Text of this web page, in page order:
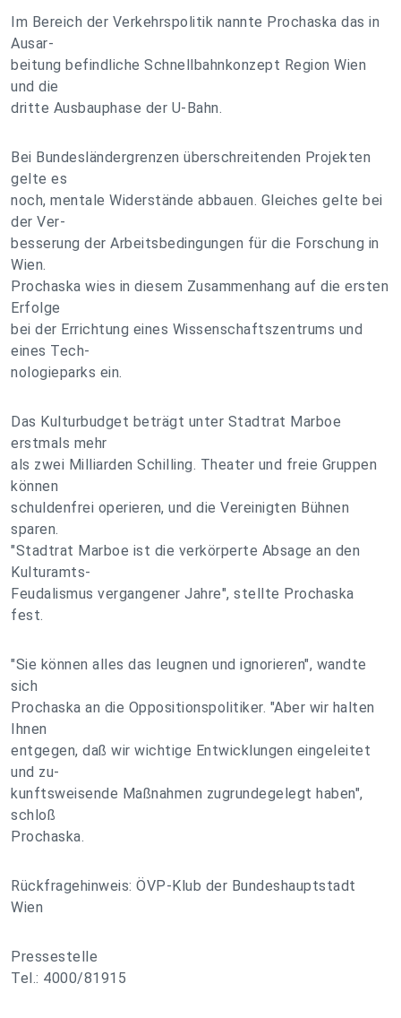
Im Bereich der Verkehrspolitik nannte Prochaska das in
Ausar-
beitung befindliche Schnellbahnkonzept Region Wien
und die
dritte Ausbauphase der U-Bahn.
Bei Bundesländergrenzen überschreitenden Projekten
gelte es
noch, mentale Widerstände abbauen. Gleiches gelte bei
der Ver-
besserung der Arbeitsbedingungen für die Forschung in
Wien.
Prochaska wies in diesem Zusammenhang auf die ersten
Erfolge
bei der Errichtung eines Wissenschaftszentrums und
eines Tech-
nologieparks ein.
Das Kulturbudget beträgt unter Stadtrat Marboe
erstmals mehr
als zwei Milliarden Schilling. Theater und freie Gruppen
können
schuldenfrei operieren, und die Vereinigten Bühnen
sparen.
"Stadtrat Marboe ist die verkörperte Absage an den
Kulturamts-
Feudalismus vergangener Jahre", stellte Prochaska
fest.
"Sie können alles das leugnen und ignorieren", wandte
sich
Prochaska an die Oppositionspolitiker. "Aber wir halten
Ihnen
entgegen, daß wir wichtige Entwicklungen eingeleitet
und zu-
kunftsweisende Maßnahmen zugrundegelegt haben",
schloß
Prochaska.
Rückfragehinweis: ÖVP-Klub der Bundeshauptstadt
Wien
Pressestelle
Tel.: 4000/81915